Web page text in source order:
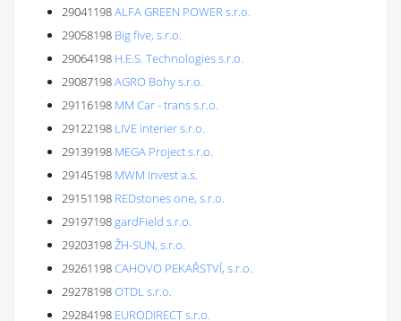
29041198ALFA GREEN POWER s.r.o.
29058198 Big five, s.r.o.
29064198 H.E.S. Technologies s.r.o.
29087198AGRO Bohy s.r.o.
29116198 MM Car - trans s.r.o.
29122198 LIVE interier s.r.o.
29139198 MEGA Project s.r.o.
29145198 MWM Invest a.s.
29151198 REDstones one, s.r.o.
29197198gardField s.r.o.
29203198ŽH-SUN, s.r.o.
29261198CAHOVO PEKAŘSTVÍ, s.r.o.
29278198OTDL s.r.o.
29284198 EURODIRECT s.r.o.